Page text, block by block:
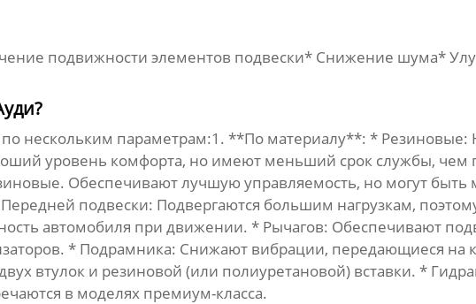
подвижности элементов подвески* Снижение шума*
нескольким параметрам:1. **По материалу**: * Резиновые:
уровень комфорта, но имеют меньший срок службы, чем
Обеспечивают лучшую управляемость, но могут
подвески: Подвергаются большим нагрузкам,
автомобиля при движении. * Рычагов: Обеспечивают
* Подрамника: Снижают вибрации, передающиеся на
втулок и резиновой (или полиуретановой) вставки. *
в моделях премиум-класса.